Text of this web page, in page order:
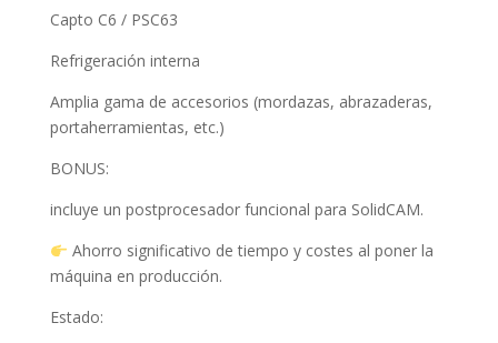
Capto C6 / PSC63
Refrigeración interna
Amplia gama de accesorios (mordazas, abrazaderas,
portaherramientas, etc.)
BONUS:
incluye un postprocesador funcional para SolidCAM.
Ahorro significativo de tiempo y costes al poner la
máquina en producción.
Estado: